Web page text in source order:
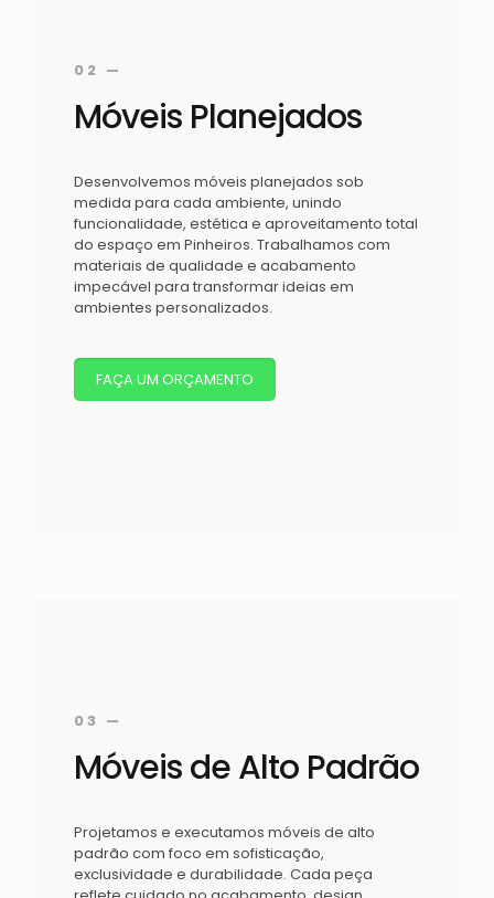
02 —
Móveis Planejados
Desenvolvemos móveis planejados sob
medida para cada ambiente, unindo
funcionalidade, estética e aproveitamento total
do espaço em Pinheiros. Trabalhamos com
materiais de qualidade e acabamento
impecável para transformar ideias em
ambientes personalizados.
FAÇA UM ORÇAMENTO
03 —
Móveis de Alto Padrão
Projetamos e executamos móveis de alto
padrão com foco em sofisticação,
exclusividade e durabilidade. Cada peça